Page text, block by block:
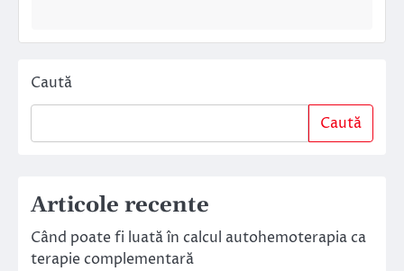
Caută
Caută
Articole recente
Când poate fi luată în calcul autohemoterapia ca
terapie complementară